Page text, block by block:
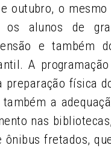
outubro, o mesmo
alunos de
e também
A
preparação física
a
nas
fretados,